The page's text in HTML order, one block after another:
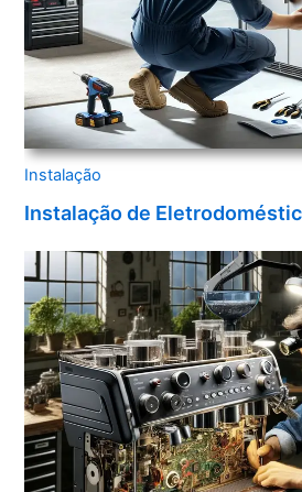
Instalação
Instalação de